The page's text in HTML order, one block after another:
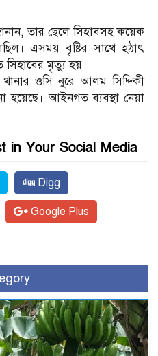
তার ছেলে সিহাবসহ কয়েক
এসময় বৃষ্টির সাথে হঠাৎ
মৃত্যু হয়।
থানার ওসি নুরে আলম সিদ্দিকী
হয়েছে। আইনগত ব্যবস্থা নেয়া
in Your Social Media
Digg
Google Plus